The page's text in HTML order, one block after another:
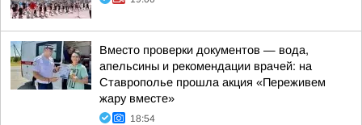
Вместо проверки документов — вода,
апельсины и рекомендации врачей: на
Ставрополье прошла акция «Переживем
жару вместе»
18:54